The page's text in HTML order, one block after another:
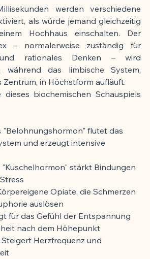
werden verschiedene
als würde jemand gleichzeitig
Hochhaus einschalten. Der
– normalerweise zuständig für
und rationales Denken – wird
während das limbische System,
Zentrum, in Höchstform aufläuft.
biochemischen Schauspiels
"Belohnungshormon" flutet das
und erzeugt intensive
"Kuschelhormon" stärkt Bindungen
Opiate, die Schmerzen
auslösen
für das Gefühl der Entspannung
nach dem Höhepunkt
Steigert Herzfrequenz und